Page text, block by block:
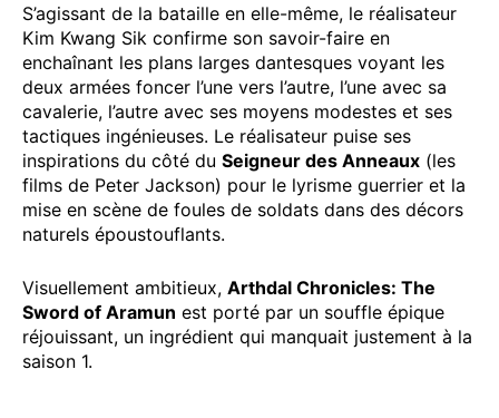
S’agissant de la bataille en elle-même, le réalisateur
Kim Kwang Sik confirme son savoir-faire en
enchaînant les plans larges dantesques voyant les
deux armées foncer l’une vers l’autre, l’une avec sa
cavalerie, l’autre avec ses moyens modestes et ses
tactiques ingénieuses. Le réalisateur puise ses
inspirations du côté du Seigneur des Anneaux (les
films de Peter Jackson) pour le lyrisme guerrier et la
mise en scène de foules de soldats dans des décors
naturels époustouflants.
Visuellement ambitieux, Arthdal Chronicles: The
Sword of Aramun est porté par un souffle épique
réjouissant, un ingrédient qui manquait justement à la
saison 1.